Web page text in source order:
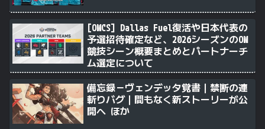
[OWCS] Dallas Fuel復活や日本代表の
予選招待確定など、2026シーズンのOW
競技シーン概要まとめとパートナーチ
ム選定について
備忘録－ヴェンデッタ覚書｜禁断の連
斬りバグ｜間もなく新ストーリーが公
開へ ほか